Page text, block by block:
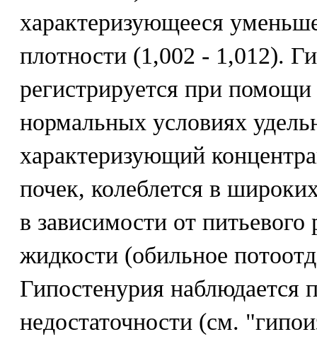
характеризующееся
плотности (1,002 - 1,012).
регистрируется при
нормальных условиях
характеризующий
почек, колеблется в
в зависимости от
жидкости (обильное
Гипостенурия наблюдается
недостаточности (см.